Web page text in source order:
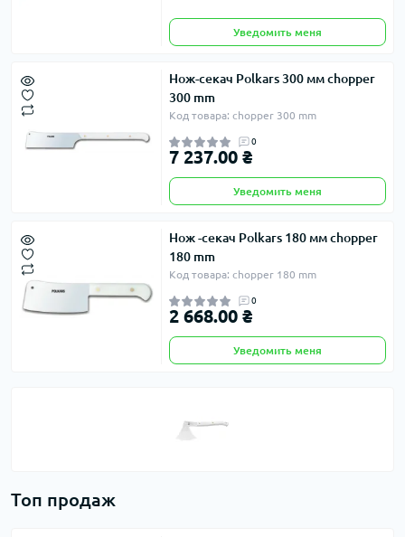
Уведомить меня
Нож-секач Polkars 300 мм chopper
300 mm
Код товара: chopper 300 mm
0
7 237.00 ₴
Уведомить меня
Нож -секач Polkars 180 мм chopper
180 mm
Код товара: chopper 180 mm
0
2 668.00 ₴
Уведомить меня
Топ продаж